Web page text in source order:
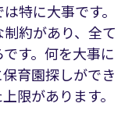
特に大事です。
約があり、全て
す。何を大事に
育園探しができ
限があります。